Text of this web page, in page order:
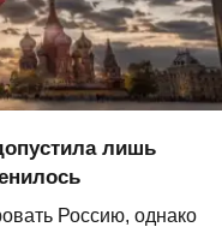
лишь
Россию, однако